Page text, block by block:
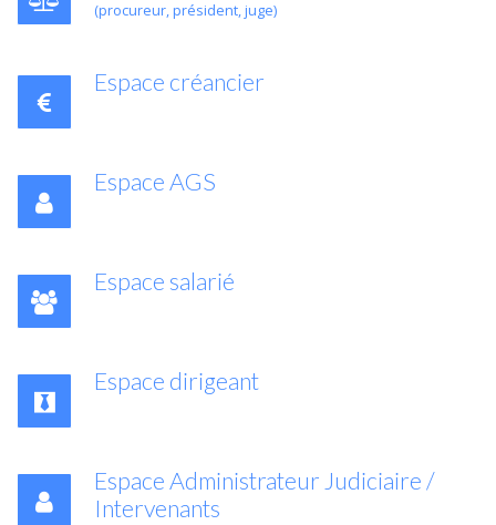
(procureur, président, juge)
Espace créancier
Espace AGS
Espace salarié
Espace dirigeant
Espace Administrateur Judiciaire /
Intervenants